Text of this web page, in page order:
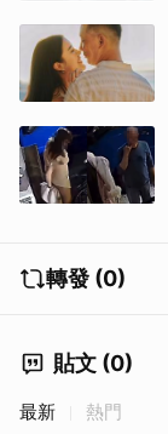
轉發 (0)
貼文 (0)
最新 熱門